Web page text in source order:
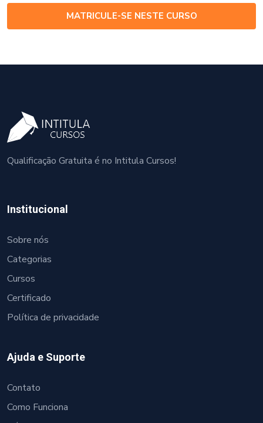
MATRICULE-SE NESTE CURSO
Qualificação Gratuita é no Intitula Cursos!
Institucional
Sobre nós
Categorias
Cursos
Certificado
Política de privacidade
Ajuda e Suporte
Contato
Como Funciona